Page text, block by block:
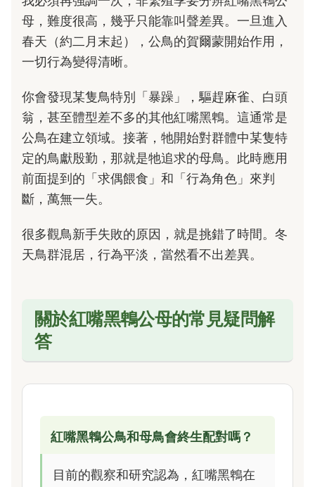
母，難度很高，幾乎只能靠叫聲差異。一旦進入
春天（約二月末起），公鳥的賀爾蒙開始作用，
一切行為變得清晰。
你會發現某隻鳥特別「暴躁」，驅趕麻雀、白頭
翁，甚至體型差不多的其他紅嘴黑鵯。這通常是
公鳥在建立領域。接著，牠開始對群體中某隻特
定的鳥獻殷勤，那就是牠追求的母鳥。此時應用
前面提到的「求偶餵食」和「行為角色」來判
斷，萬無一失。
很多觀鳥新手失敗的原因，就是挑錯了時間。冬
天鳥群混居，行為平淡，當然看不出差異。
關於紅嘴黑鵯公母的常見疑問解
答
紅嘴黑鵯公鳥和母鳥會終生配對嗎？
目前的觀察和研究認為，紅嘴黑鵯在